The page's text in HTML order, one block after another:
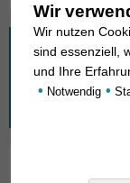
Wonach
Suchen
Wir
Wir nutzen
sind essenziell,
und Ihre
• Notwendig •